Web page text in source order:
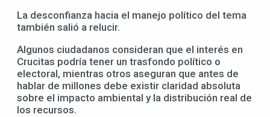
La desconfianza hacia el manejo político del tema
también salió a relucir.
Algunos ciudadanos consideran que el interés en
Crucitas podría tener un trasfondo político o
electoral, mientras otros aseguran que antes de
hablar de millones debe existir claridad absoluta
sobre el impacto ambiental y la distribución real de
los recursos.